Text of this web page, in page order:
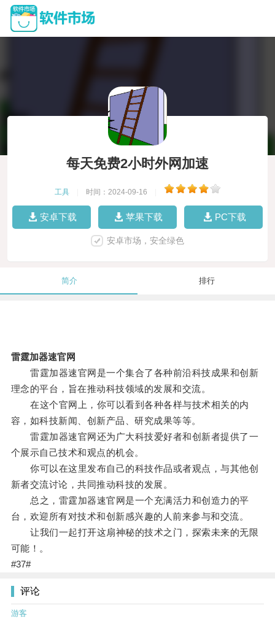
每天免费2小时外网加速
工具 时间：2024-09-16
安卓下载 苹果下载 PC下载
安卓市场，安全绿色
简介 排行
雷霆加器速官网
雷霆加器速官网是一个集合了各种前沿科技成果和创新
理念的平台，旨在推动科技领域的发展和交流。
在这个官网上，你可以看到各种各样与技术相关的内
容，如科技新闻、创新产品、研究成果等等。
雷霆加器速官网还为广大科技爱好者和创新者提供了一
个展示自己技术和观点的机会。
你可以在这里发布自己的科技作品或者观点，与其他创
新者交流讨论，共同推动科技的发展。
总之，雷霆加器速官网是一个充满活力和创造力的平
台，欢迎所有对技术和创新感兴趣的人前来参与和交流。
让我们一起打开这扇神秘的技术之门，探索未来的无限
可能！。
#37#
评论
游客